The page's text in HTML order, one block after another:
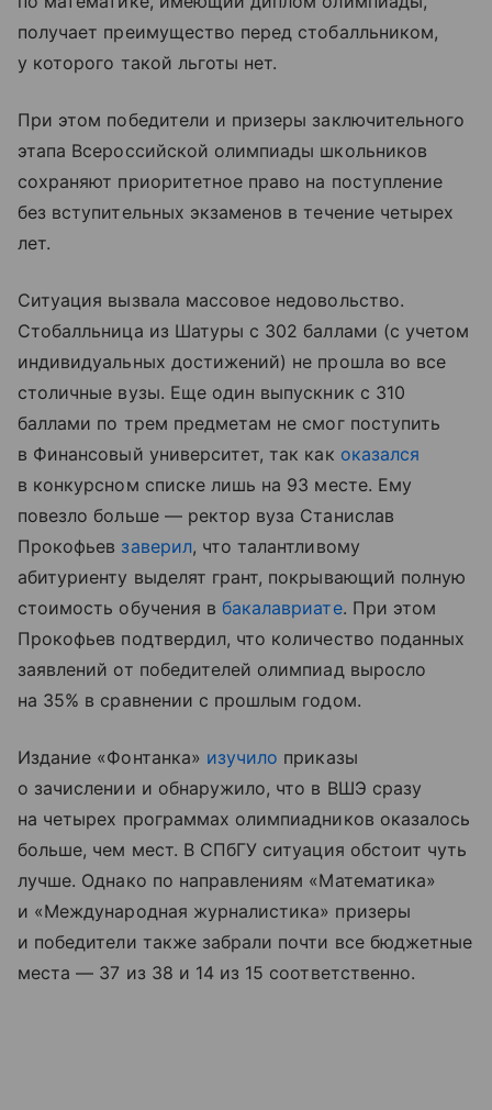
получает преимущество перед стобалльником,
у которого такой льготы нет.
При этом победители и призеры заключительного
этапа Всероссийской олимпиады школьников
сохраняют приоритетное право на поступление
без вступительных экзаменов в течение четырех
лет.
Ситуация вызвала массовое недовольство.
Стобалльница из Шатуры с 302 баллами (с учетом
индивидуальных достижений) не прошла во все
столичные вузы. Еще один выпускник с 310
баллами по трем предметам не смог поступить
в Финансовый университет, так как оказался
в конкурсном списке лишь на 93 месте. Ему
повезло больше — ректор вуза Станислав
Прокофьев заверил, что талантливому
абитуриенту выделят грант, покрывающий полную
стоимость обучения вбакалавриате. При этом
Прокофьев подтвердил, что количество поданных
заявлений от победителей олимпиад выросло
на 35% в сравнении с прошлым годом.
Издание «Фонтанка» изучило приказы
о зачислении и обнаружило, что в ВШЭ сразу
на четырех программах олимпиадников оказалось
больше, чем мест. В СПбГУ ситуация обстоит чуть
лучше. Однако по направлениям «Математика»
и «Международная журналистика» призеры
и победители также забрали почти все бюджетные
места — 37 из 38 и 14 из 15 соответственно.